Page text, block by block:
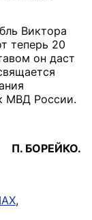
Виктора
теперь 20
он даст
МВД России.
П. БОРЕЙКО.
,